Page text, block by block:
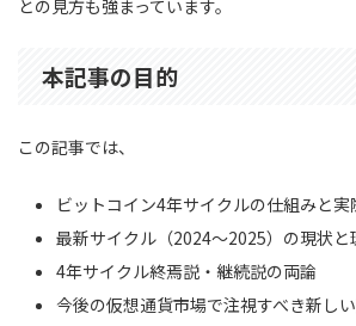
との見方も強まっています。
本記事の目的
この記事では、
ビットコイン4年サイクルの仕組みと実
最新サイクル（2024〜2025）の現状と
4年サイクル終焉説・継続説の両論
今後の仮想通貨市場で注視すべき新し